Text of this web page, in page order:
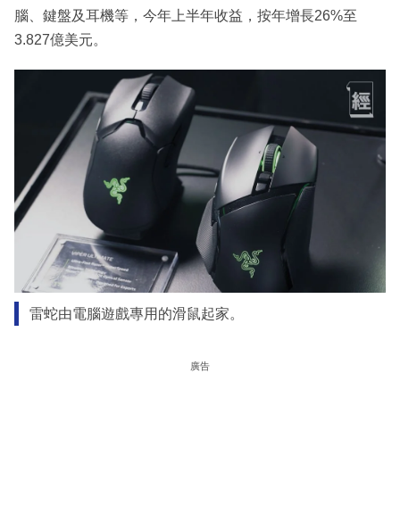
腦、鍵盤及耳機等，今年上半年收益，按年增長26%至
3.827億美元。
雷蛇由電腦遊戲專用的滑鼠起家。
廣告